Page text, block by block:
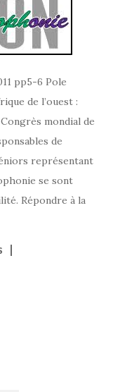
pp5-6 Pole
de l’ouest :
mondial de
de
représentant
se sont
Répondre à la